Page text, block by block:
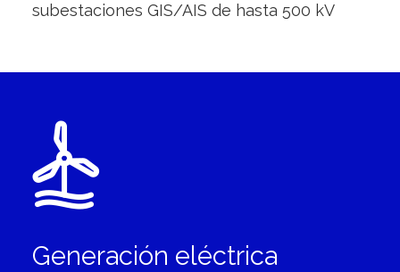
subestaciones GIS/AIS de hasta 500 kV
Generación eléctrica